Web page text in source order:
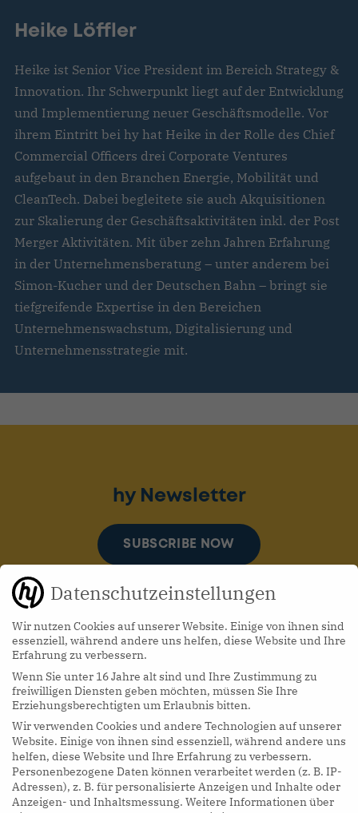
Heike Löffler
Heike ist Senior Vice President im Bereich Strategy &
Innovation. Ihr Schwerpunkt liegt auf der Entwicklung
und Implementierung neuer Geschäftsmodelle. Vor
ihrem Eintritt bei hy hat Heike in der Rolle des Chief
Commercial Officers drei Corporate Ventures
aufgebaut in den Branchen Energie, Mobilität und
CleanTech. Dabei begleitete sie auch Akquisitionen
zur Skalierung der Geschäftsaktivitäten inkl. der Post
Merger Aktivitäten. Mit über zehn Jahren Erfahrung
in der Unternehmensberatung – unter anderem bei
Simon-Kucher und der Deutschen Bahn – bringt sie
tiefgreifende Expertise in den Bereichen
Unternehmenswachstum, Digitalisierung und
Unternehmensstrategie mit.
hy Podcasts
LISTEN NOW
hy Newsletter
SUBSCRIBE NOW
Datenschutzeinstellungen
Wir nutzen Cookies auf unserer Website. Einige von ihnen sind
essenziell, während andere uns helfen, diese Website und Ihre
Erfahrung zu verbessern.
Wenn Sie unter 16 Jahre alt sind und Ihre Zustimmung zu
freiwilligen Diensten geben möchten, müssen Sie Ihre
Erziehungsberechtigten um Erlaubnis bitten.
Wir verwenden Cookies und andere Technologien auf unserer
Website. Einige von ihnen sind essenziell, während andere uns
helfen, diese Website und Ihre Erfahrung zu verbessern.
Personenbezogene Daten können verarbeitet werden (z. B. IP-
Adressen), z. B. für personalisierte Anzeigen und Inhalte oder
Anzeigen- und Inhaltsmessung. Weitere Informationen über